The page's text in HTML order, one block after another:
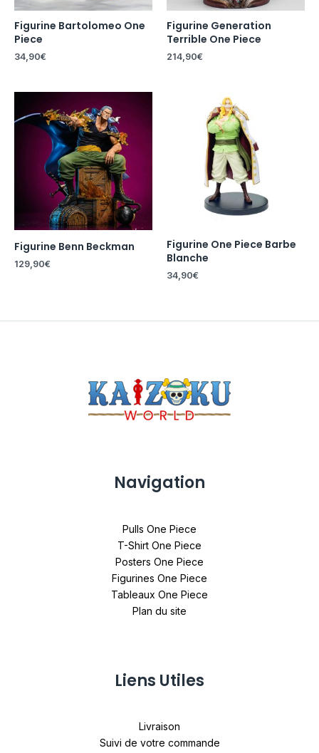
Figurine Bartolomeo One
Piece
34,90€
Figurine Generation
Terrible One Piece
214,90€
Figurine Benn Beckman
129,90€
Figurine One Piece Barbe
Blanche
34,90€
Navigation
Pulls One Piece
T-Shirt One Piece
Posters One Piece
Figurines One Piece
Tableaux One Piece
Plan du site
Liens Utiles
Livraison
Suivi de votre commande